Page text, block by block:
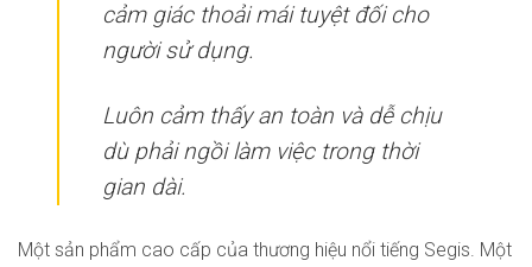
cảm giác thoải mái tuyệt đối cho
người sử dụng.
Luôn cảm thấy an toàn và dễ chịu
dù phải ngồi làm việc trong thời
gian dài.
Một sản phẩm cao cấp của thương hiệu nổi tiếng Segis. Một